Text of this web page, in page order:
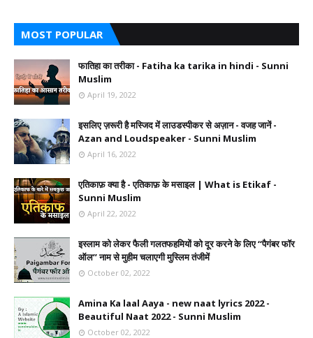
MOST POPULAR
फातिहा का तरीका - Fatiha ka tarika in hindi - Sunni
Muslim
April 19, 2022
इसलिए ज़रूरी है मस्जिद में लाउडस्पीकर से अज़ान - वजह जानें -
Azan and Loudspeaker - Sunni Muslim
April 16, 2022
एतिकाफ़ क्या है - एतिकाफ़ के मसाइल | What is Etikaf -
Sunni Muslim
April 22, 2022
इस्लाम को लेकर फैली गलतफहमियों को दूर करने के लिए ‘‘पैगंबर फॉर
ऑल’’ नाम से मुहीम चलाएगी मुस्लिम तंजीमें
October 02, 2022
Amina Ka laal Aaya - new naat lyrics 2022 -
Beautiful Naat 2022 - Sunni Muslim
October 02, 2022